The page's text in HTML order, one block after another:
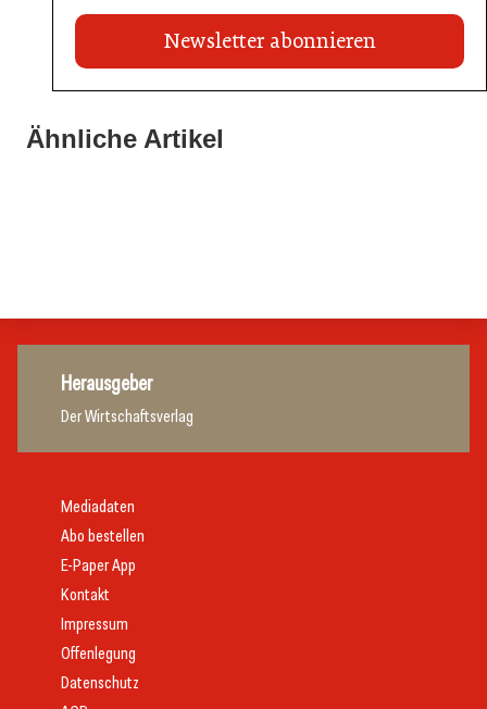
Newsletter abonnieren
Ähnliche Artikel
Travel Start-up Night 2026: Beste Tourismus-Idee
Herausgeber
Der Wirtschaftsverlag
Mediadaten
Abo bestellen
E-Paper App
Kontakt
Impressum
Offenlegung
Datenschutz